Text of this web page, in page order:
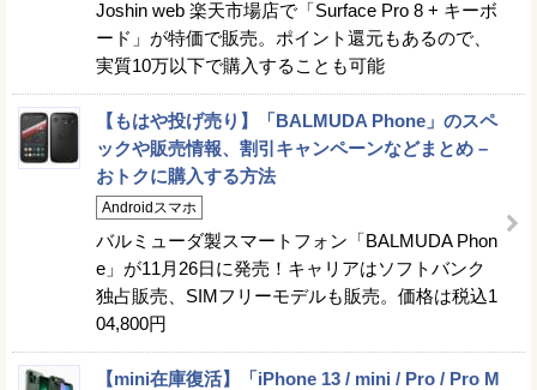
Joshin web 楽天市場店で「Surface Pro 8 + キーボ
ード」が特価で販売。ポイント還元もあるので、
実質10万以下で購入することも可能
【もはや投げ売り】「BALMUDA Phone」のスペ
ックや販売情報、割引キャンペーンなどまとめ –
おトクに購入する方法
Androidスマホ
バルミューダ製スマートフォン「BALMUDA Phon
e」が11月26日に発売！キャリアはソフトバンク
独占販売、SIMフリーモデルも販売。価格は税込1
04,800円
【mini在庫復活】「iPhone 13 / mini / Pro / Pro M